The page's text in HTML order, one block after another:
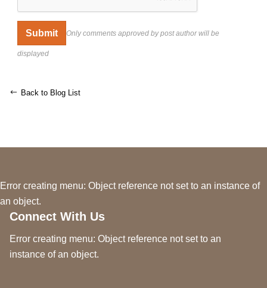
Only comments approved by post author will be
displayed
Back to Blog List
Error creating menu: Object reference not set to an instance of
an object.
Connect With Us
Error creating menu: Object reference not set to an
instance of an object.